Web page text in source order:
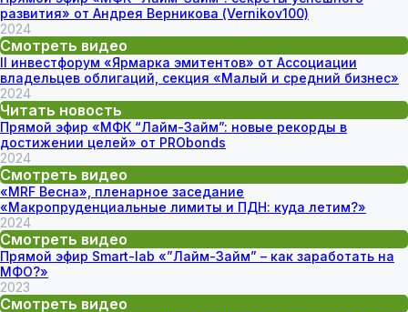
развития» от Андрея Верникова (Vernikov100)
2024
Смотреть видео
II инвестфорум «‎Ярмарка эмитентов» от Ассоциации
владельцев облигаций, секция «Малый и средний бизнес»
2024
Читать новость
Прямой эфир «МФК “Лайм-Займ”: новые рекорды в
достижении целей» от PRObonds
2024
Смотреть видео
«MRF Весна», пленарное заседание
«Макропруденциальные лимиты и ПДН: куда летим?»
2024
Смотреть видео
Прямой эфир Smart-lab «”Лайм-Займ” – как заработать на
МФО?»
2023
Смотреть видео